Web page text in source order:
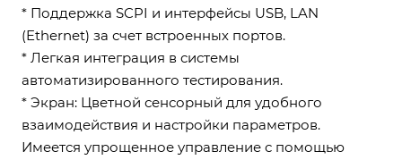
* Поддержка SCPI и интерфейсы USB, LAN
(Ethernet) за счет встроенных портов.
* Легкая интеграция в системы
автоматизированного тестирования.
* Экран: Цветной сенсорный для удобного
взаимодействия и настройки параметров.
Имеется упрощенное управление с помощью